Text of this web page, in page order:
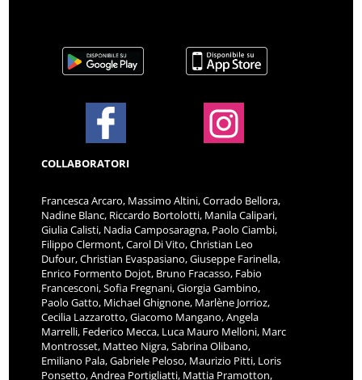
COLLABORATORI
Francesca Arcaro, Massimo Altini, Corrado Bellora,
Nadine Blanc, Riccardo Bortolotti, Manila Calipari,
Giulia Calisti, Nadia Camposaragna, Paolo Ciambi,
Filippo Clermont, Carol Di Vito, Christian Leo
Dufour, Christian Evaspasiano, Giuseppe Farinella,
Enrico Formento Dojot, Bruno Fracasso, Fabio
Francesconi, Sofia Fregnani, Giorgia Gambino,
Paolo Gatto, Michael Ghignone, Marlène Jorrioz,
Cecilia Lazzarotto, Giacomo Mangano, Angela
Marrelli, Federico Mecca, Luca Mauro Melloni, Marc
Montrosset, Matteo Nigra, Sabrina Olibano,
Emiliano Pala, Gabriele Peloso, Maurizio Pitti, Loris
Ponsetto, Andrea Portigliatti, Mattia Pramotton,